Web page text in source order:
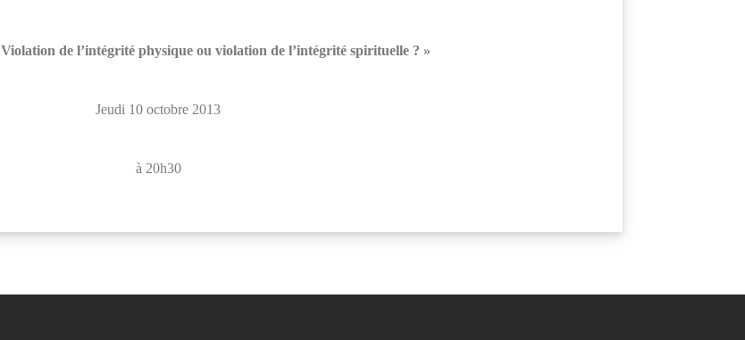
Violation de l’intégrité physique ou violation de l’intégrité spirituelle ? »
Jeudi 10 octobre 2013
à 20h30